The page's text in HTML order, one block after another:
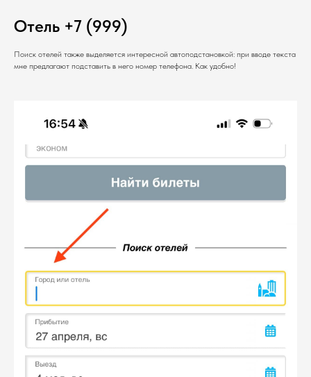
Отель +7 (999)
Поиск отелей также выделяется интересной автоподстановкой: при вводе текста
мне предлагают подставить в него номер телефона. Как удобно!